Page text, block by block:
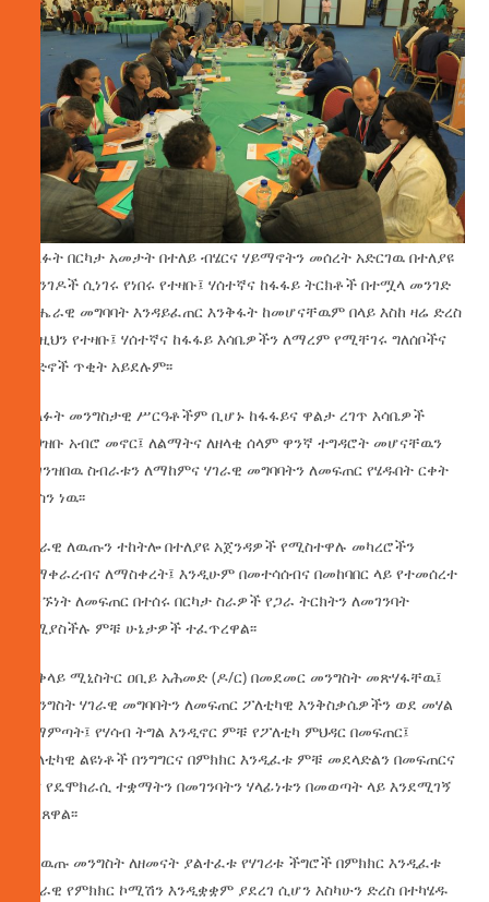
ላለፉት በርካታ አመታት በተለይ ብሄርና ሃይማኖትን መሰረት አድርገዉ በተለያዩ
መንገዶች ሲነገሩ የነበሩ የተዛቡ፤ ሃሰተኛና ከፋፋይ ትርክቶች በተሟላ መንገድ
ብሔራዊ መግባባት እንዳይፈጠር እንቅፋት ከመሆናቸዉም በላይ እስከ ዛሬ ድረስ
እነዚህን የተዛቡ፤ ሃሰተኛና ከፋፋይ እሳቤዎችን ለማረም የሚቸገሩ ግለሰቦችና
ቡድኖች ጥቂት አይደሉም፡፡
ያለፉት መንግስታዊ ሥርዓቶችም ቢሆኑ ከፋፋይና ዋልታ ረገጥ እሳቤዎች
ለህዝቡ አብሮ መኖር፤ ለልማትና ለዘላቂ ሰላም ዋንኛ ተግዳሮት መሆናቸዉን
ተገንዝበዉ ስብራቱን ለማከምና ሃገራዊ መግባባትን ለመፍጠር የሄዱበት ርቀት
ዉስን ነዉ፡፡
ሃገራዊ ለዉጡን ተከትሎ በተለያዩ አጀንዳዎች የሚስተዋሉ መካረሮችን
ለማቀራረብና ለማስቀረት፤ እንዲሁም በመተሳሰብና በመከባበር ላይ የተመሰረተ
ግንኙነት ለመፍጠር በተሰሩ በርካታ ስራዎች የጋራ ትርክትን ለመገንባት
የሚያስችሉ ምቹ ሁኔታዎች ተፈጥረዋል፡፡
ጠቅላይ ሚኒስትር ዐቢይ አሕመድ (ዶ/ር) በመደመር መንግስት መጽሃፋቸዉ፤
መንግስት ሃገራዊ መግባባትን ለመፍጠር ፖለቲካዊ እንቅስቃሴዎችን ወደ መሃል
በማምጣት፤ የሃሳብ ትግል እንዲኖር ምቹ የፖለቲካ ምህዳር በመፍጠር፤
ፖለቲካዊ ልዩነቶች በንግግርና በምክክር እንዲፈቱ ምቹ መደላድልን በመፍጠርና
እና የዴሞክራሲ ተቋማትን በመገንባትን ሃላፊነቱን በመወጣት ላይ እንደሚገኝ
ገልጸዋል፡፡
የለዉጡ መንግስት ለዘመናት ያልተፈቱ የሃገሪቱ ችግሮች በምክክር እንዲፈቱ
ሃገራዊ የምክክር ኮሚሽን እንዲቋቋም ያደረገ ሲሆን እስካሁን ድረስ በተካሄዱ